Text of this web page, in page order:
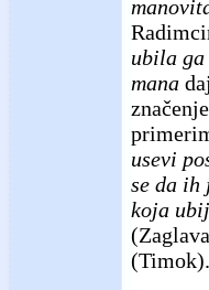
ubila ga
mana
usevi
se da ih
koja
(Timok).